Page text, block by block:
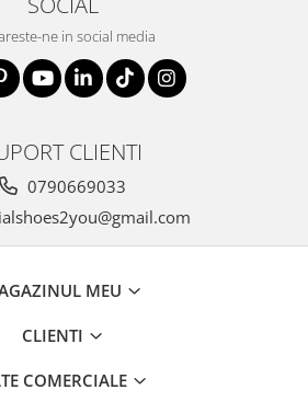
ne in social media
CLIENTI
0790669033
MEU
CLIENTI
COMERCIALE